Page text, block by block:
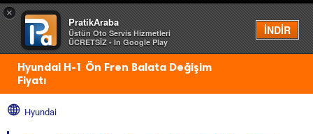
×
PratikAraba
Üstün Oto Servis Hizmetleri
ÜCRETSİZ - In Google Play
İNDİR
Menü
Hyundai H-1 Ön Fren Balata Değişim
Fiyatı
Hyundai